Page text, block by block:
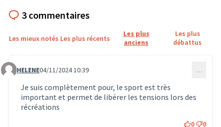
3 commentaires
Les mieux notés Les plus récents
Les plus
anciens
Les plus
débattus
Commentaire 974
HELENE04/11/2024 10:39 …
Je suis complètement pour, le sport est très
important et permet de libérer les tensions lors des
récréations
0 0